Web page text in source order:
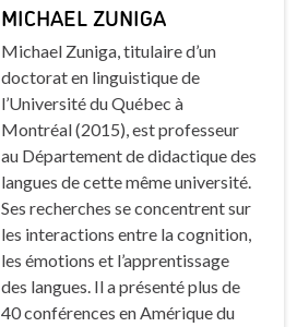
MICHAEL ZUNIGA
Michael Zuniga, titulaire d’un
doctorat en linguistique de
l’Université du Québec à
Montréal (2015), est professeur
au Département de didactique des
langues de cette même université.
Ses recherches se concentrent sur
les interactions entre la cognition,
les émotions et l’apprentissage
des langues. Il a présenté plus de
40 conférences en Amérique du